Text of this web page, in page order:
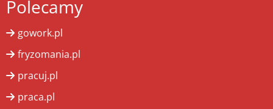
Polecamy
gowork.pl
fryzomania.pl
pracuj.pl
praca.pl